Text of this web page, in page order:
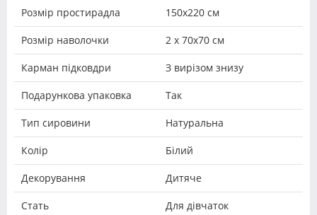
Розмір простирадла 150х220 см
Розмір наволочки 2 х 70х70 см
Карман підковдри З вирізом знизу
Подарункова упаковка Так
Тип сировини Натуральна
Колір Білий
Декорування Дитяче
Стать Для дівчаток